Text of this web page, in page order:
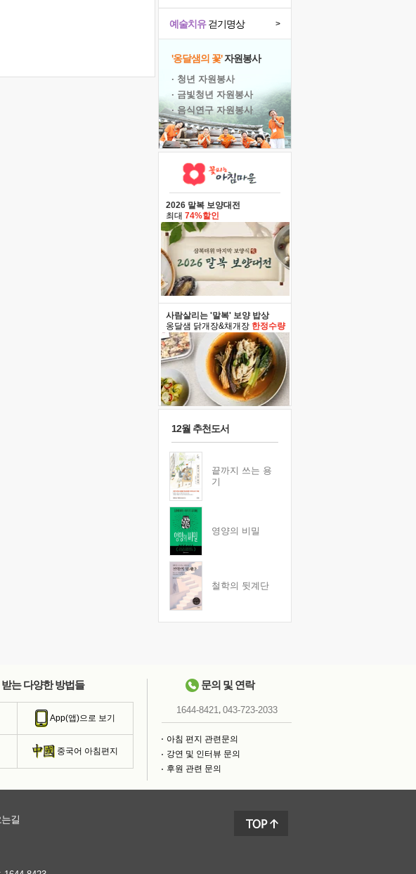
예술치유걷기명상 >
'옹달샘의 꽃'자원봉사
· 청년 자원봉사
· 금빛청년 자원봉사
· 음식연구 자원봉사
2026 말복 보양대전
최대 74%할인
사람살리는 '말복' 보양 밥상
옹달샘 닭개장&채개장 한정수량
12월 추천도서
끝까지 쓰는 용
기
영양의 비밀
철학의 뒷계단
는 다양한 방법들
App(앱)으로 보기
중국어 아침편지
문의 및 연락
1644-8421, 043-723-2033
아침 편지 관련문의
강연 및 인터뷰 문의
후원 관련 문의
길